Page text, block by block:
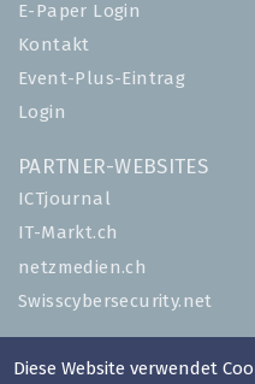
E-Paper Login
Kontakt
Event-Plus-Eintrag
Login
PARTNER-WEBSITES
ICTjournal
IT-Markt.ch
netzmedien.ch
Swisscybersecurity.net
© NETZMEDIEN AG 2026
Diese Website verwendet